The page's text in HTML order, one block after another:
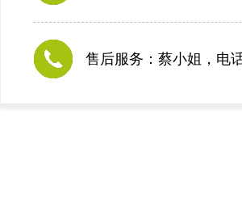
售后服务：蔡小姐，电